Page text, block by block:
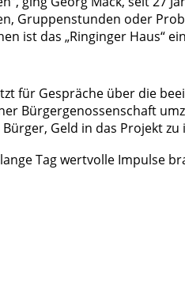
Gruppenstunden oder
ist das „Ringinger Haus“
für Gespräche über die
Bürgergenossenschaft
Geld in das Projekt zu
Tag wertvolle Impulse